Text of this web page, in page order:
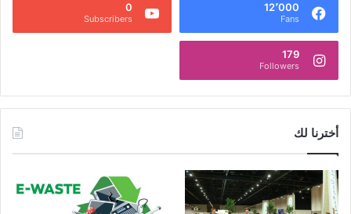
12٬000
Fans
0
Subscribers
179
Followers
أخترنا لك